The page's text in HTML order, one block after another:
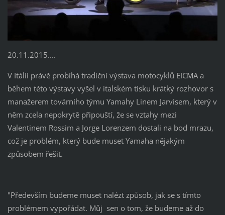
20.11.2015....
V Itálii právě probíhá tradiční výstava motocyklů EICMA a
během této výstavy vyšel v italském tisku krátký rozhovor s
manažerem továrního týmu Yamahy Linem Jarvisem, který v
něm zcela nepokrytě připouští, že se vztahy mezi
Valentinem Rossim a Jorge Lorenzem dostali na bod mrazu,
což je problém, který bude muset Yamaha nějakým
způsobem řešit.
"Především budeme muset nalézt způsob, jak se s tímto
problémem vypořádat. Můj sen o tom, že budeme až do